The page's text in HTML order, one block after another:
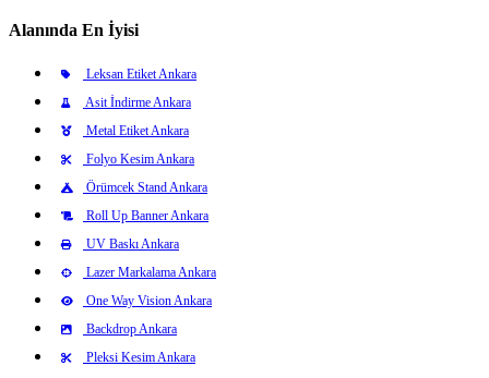
Alanında En İyisi
Leksan Etiket Ankara
Asit İndirme Ankara
Metal Etiket Ankara
Folyo Kesim Ankara
Örümcek Stand Ankara
Roll Up Banner Ankara
UV Baskı Ankara
Lazer Markalama Ankara
One Way Vision Ankara
Backdrop Ankara
Pleksi Kesim Ankara